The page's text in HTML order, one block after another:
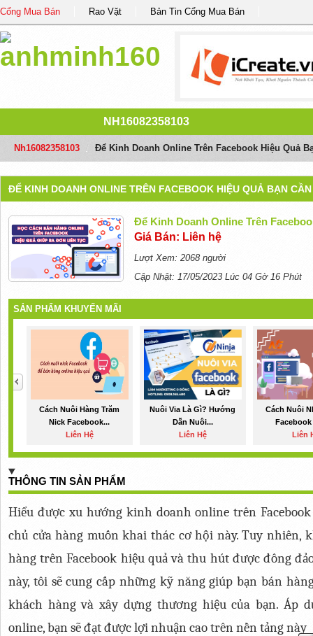
Cổng Mua Bán Rao Vặt Bản Tin Cổng Mua Bán
NH16082358103
Nh16082358103 Để Kinh Doanh Online Trên Facebook Hiệu Quả
ĐỂ KINH DOANH ONLINE TRÊN FACEBOOK HIỆU QUẢ BẠN
Để Kinh Doanh Online Trên
Giá Bán: Liên hệ
Lượt Xem: 2068 người
Cập Nhật: 17/05/2023 Lúc 04 Gờ 16 Phút
SẢN PHẨM KHUYẾN MÃI
Cách Nuôi Hàng Trăm
Nick Facebook...
Liên Hệ
Nuôi Via Là Gì? Hướng
Dẫn Nuôi...
Liên Hệ
Cách Nuôi
Facebook
Liên
THÔNG TIN SẢN PHẨM
Hiểu được xu hướng kinh doanh online trên
chủ cửa hàng muốn khai thác cơ hội này. Tuy nhiên,
hàng trên Facebook hiệu quả và thu hút được đông
này, tôi sẽ cung cấp những kỹ năng giúp bạn bán
khách hàng và xây dựng thương hiệu của bạn. Áp
online, bạn sẽ đạt được lợi nhuận cao trên nền tảng này